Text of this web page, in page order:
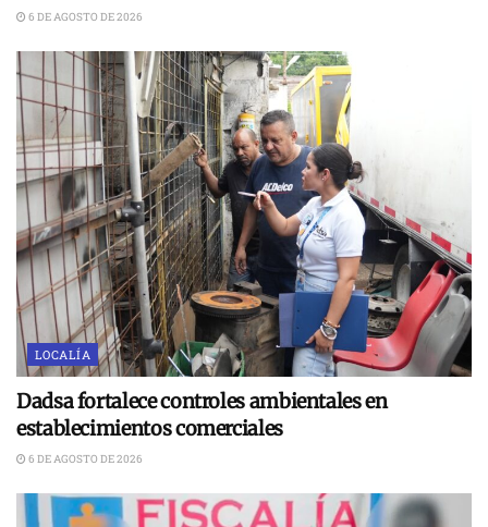
6 DE AGOSTO DE 2026
LOCALÍA
Dadsa fortalece controles ambientales en
establecimientos comerciales
6 DE AGOSTO DE 2026